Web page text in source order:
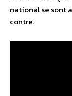
national se sont
contre.